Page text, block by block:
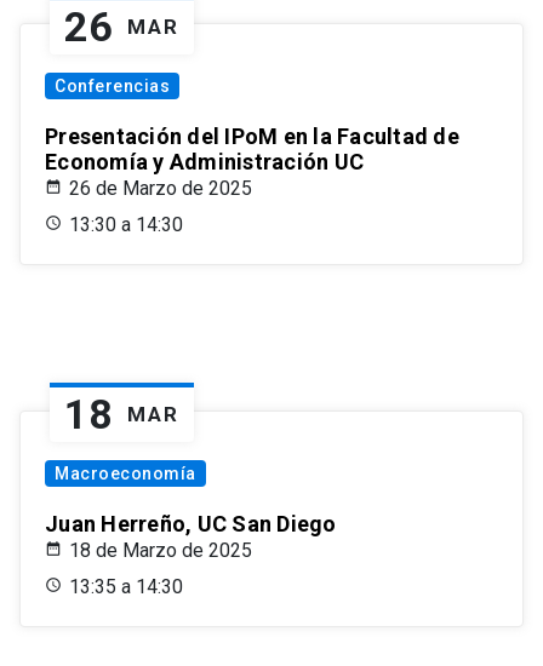
26 MAR
Conferencias
Presentación del IPoM en la Facultad de
Economía y Administración UC
26 de Marzo de 2025
13:30 a 14:30
18 MAR
Macroeconomía
Juan Herreño, UC San Diego
18 de Marzo de 2025
13:35 a 14:30